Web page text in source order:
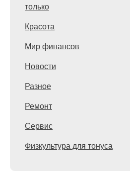
только
Красота
Мир финансов
Новости
Разное
Ремонт
Сервис
Физкультура для тонуса